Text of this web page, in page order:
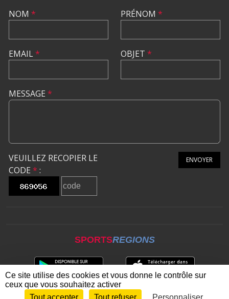
NOM *
EMAIL*
PRÉNOM *
OBJET *
MESSAGE *
VEUILLEZ RECOPIER LE
CODE * :
ENVOYER
SPORTSREGIONS
Ce site utilise des cookies et vous donne le contrôle sur
ceux que vous souhaitez activer
Tout accepter
Tout refuser Personnaliser